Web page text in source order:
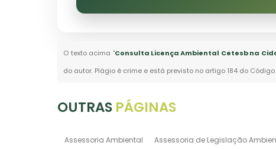
O texto acima "Consulta Licença Ambiental Cetesb na
do autor. Plágio é crime e está previsto no artigo 184 do Código
OUTRAS PÁGINAS
Assessoria Ambiental Assessoria de Legislação